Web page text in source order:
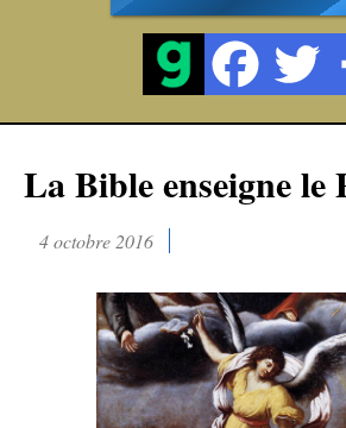
La Bible enseigne le
4 octobre 2016